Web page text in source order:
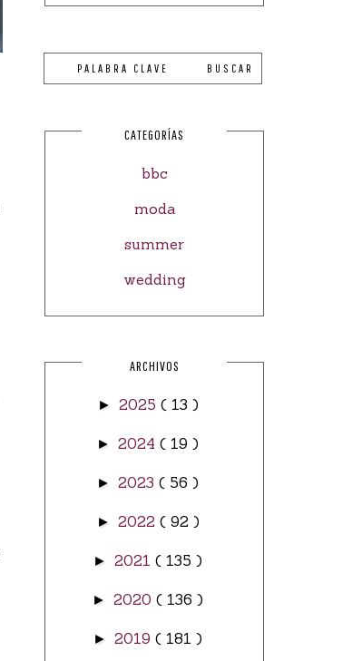
CATEGORÍAS
bbc
moda
summer
wedding
ARCHIVOS
► 2025 ( 13 )
►2024( 19 )
►2023( 56 )
► 2022 ( 92 )
►2021( 135 )
►2020( 136 )
►2019( 181 )